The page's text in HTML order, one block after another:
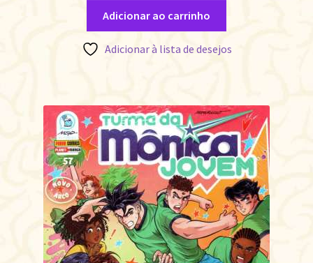
original
era:
R$139,90.
atual
é:
R$99,90.
Adicionar ao carrinho
Adicionar à lista de desejos